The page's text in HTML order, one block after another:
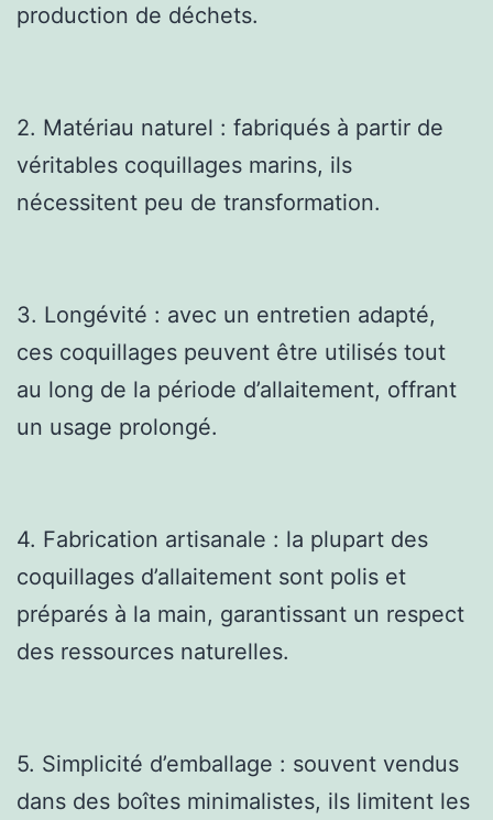
production de déchets.
2. Matériau naturel : fabriqués à partir de
véritables coquillages marins, ils
nécessitent peu de transformation.
3. Longévité : avec un entretien adapté,
ces coquillages peuvent être utilisés tout
au long de la période d’allaitement, offrant
un usage prolongé.
4. Fabrication artisanale : la plupart des
coquillages d’allaitement sont polis et
préparés à la main, garantissant un respect
des ressources naturelles.
5. Simplicité d’emballage : souvent vendus
dans des boîtes minimalistes, ils limitent les